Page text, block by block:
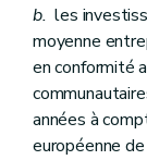
b. les
moyenne
en conformité
années à
européenne